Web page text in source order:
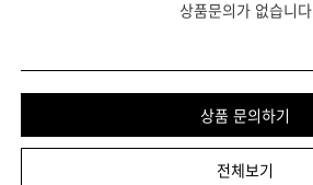
상품문의가 없습니다
상품 문의하기
전체보기